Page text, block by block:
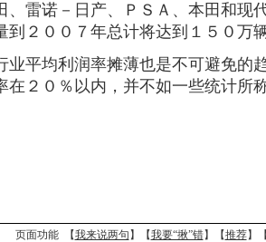
、雷诺－日产、ＰＳＡ、本田和现
到２００７年总计将达到１５０万
均利润率摊薄也是不可避免的
在２０％以内，并不如一些统计所
页面功能 【我来说两句 】【我要“揪”错】【推荐】